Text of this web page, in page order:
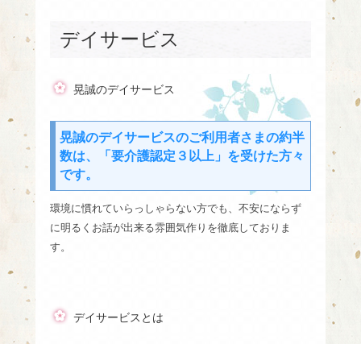
デイサービス
晃誠のデイサービス
晃誠のデイサービスのご利用者さまの約半
数は、「要介護認定３以上」を受けた方々
です。
環境に慣れていらっしゃらない方でも、不安にならず
に明るくお話が出来る雰囲気作りを徹底しておりま
す。
デイサービスとは